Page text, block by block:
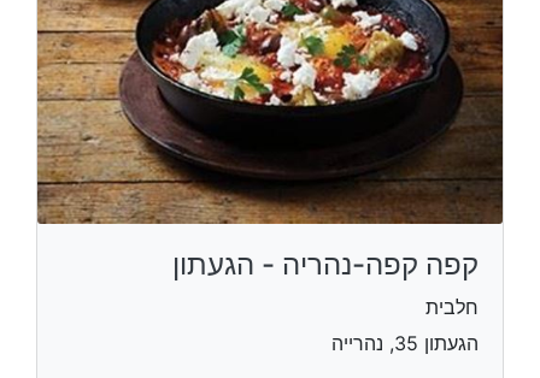
קפה קפה-נהריה - הגעתון
חלבית
הגעתון 35, נהרייה